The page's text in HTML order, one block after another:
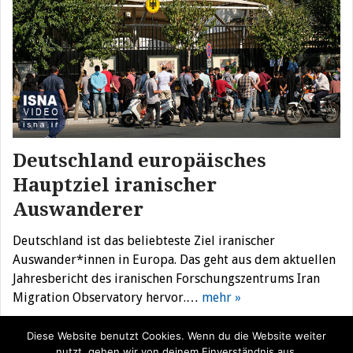
Deutschland europäisches
Hauptziel iranischer
Auswanderer
Deutschland ist das beliebteste Ziel iranischer
Auswander*innen in Europa. Das geht aus dem aktuellen
Jahresbericht des iranischen Forschungszentrums Iran
Migration Observatory hervor.… mehr »
Diese Website benutzt Cookies. Wenn du die Website weiter